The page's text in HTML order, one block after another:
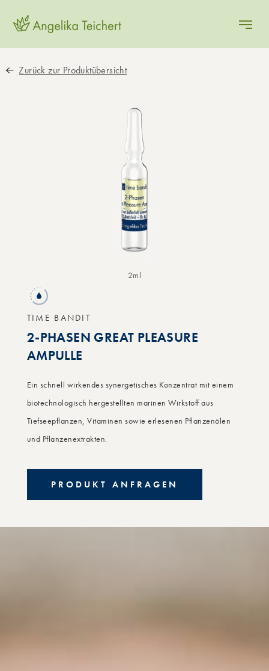
Zurück zur Produktübersicht
TIME BANDIT
2-PHASEN GREAT PLEASURE
AMPULLE
Ein schnell wirkendes synergetisches Konzentrat mit einem
biotechnologisch hergestellten marinen Wirkstoff aus
Tiefseepflanzen, Vitaminen sowie erlesenen Pflanzenölen
und Pflanzenextrakten.
PRODUKT ANFRAGEN
2ml